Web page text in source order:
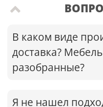
В каком виде
доставка?
разобранные?
Я не нашел